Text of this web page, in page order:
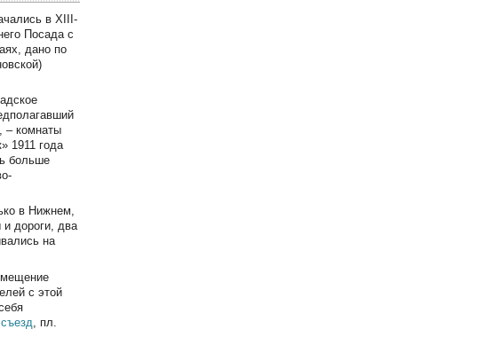
в XIII-
Посада с
дано по
– комнаты
1911 года
больше
в Нижнем,
дороги, два
на
с этой
, пл.